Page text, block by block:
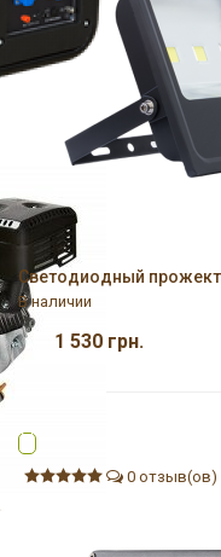
Светодиодный
В наличии
1 530 грн.
0 отзыв(ов)